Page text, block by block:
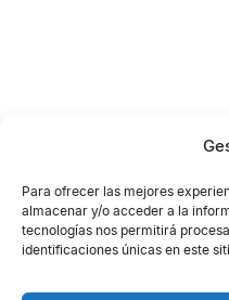
Para ofrecer las mejores
almacenar y/o acceder a la
tecnologías nos permitirá
identificaciones únicas en este